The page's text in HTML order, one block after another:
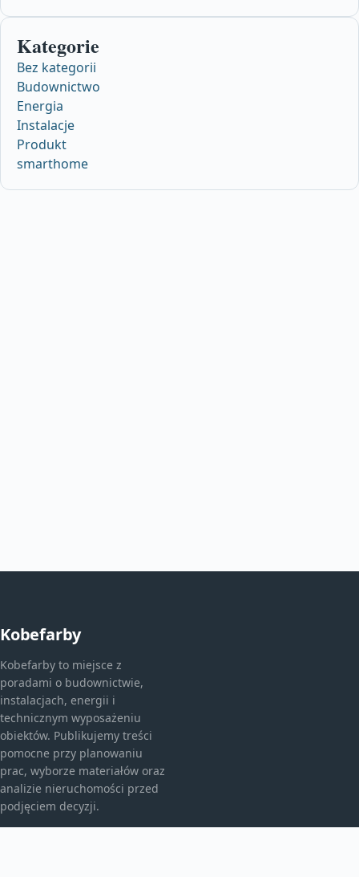
Kategorie
Bez kategorii
Budownictwo
Energia
Instalacje
Produkt
smarthome
Kobefarby
Kobefarby to miejsce z
poradami o budownictwie,
instalacjach, energii i
technicznym wyposażeniu
obiektów. Publikujemy treści
pomocne przy planowaniu
prac, wyborze materiałów oraz
analizie nieruchomości przed
podjęciem decyzji.